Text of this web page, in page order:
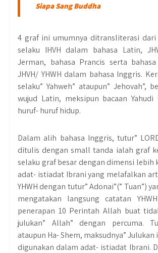
Siapa Sang Buddha
4 graf ini umumnya ditransliterasi dari
selaku IHVH dalam bahasa Latin,
Jerman, bahasa Prancis serta
JHVH/ YHWH dalam bahasa Inggris.
selaku” Yahweh” ataupun” Jehovah”,
wujud Latin, meksipun bacaan
huruf- huruf hidup.
Dalam alih bahasa Inggris, tutur”
ditulis dengan small tanda ialah graf
selaku graf besar dengan dimensi lebih
adat- istiadat Ibrani yang melafalkan
YHWH dengan tutur” Adonai”(” Tuan”)
mengatakan langsung catatan
penerapan 10 Perintah Allah buat
julukan” Allah” dengan percuma.
ataupun Ha- Shem, maksudnya” Julukan
digunakan dalam adat- istiadat Ibrani.